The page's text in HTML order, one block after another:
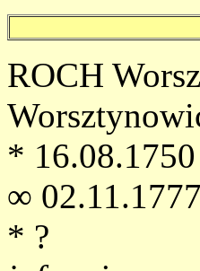
ROCH
*
∞
* ?